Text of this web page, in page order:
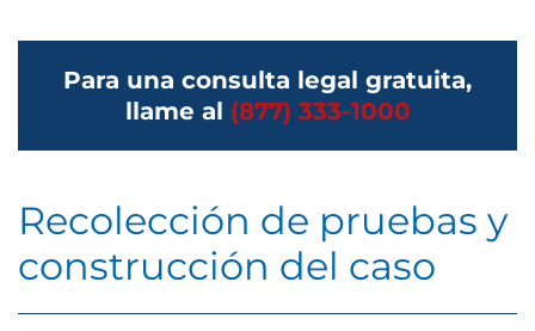
Para una consulta legal gratuita,
llame al (877) 333-1000
Recolección de pruebas y
construcción del caso